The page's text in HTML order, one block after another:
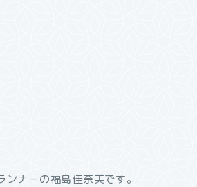
ナーの福島佳奈美です。